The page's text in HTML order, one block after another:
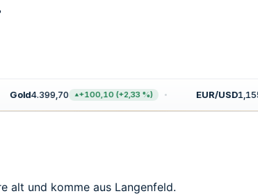
Gold4.399,70 +100,10 (+2,33 %) EUR/USD1,1559
alt und komme aus Langenfeld.